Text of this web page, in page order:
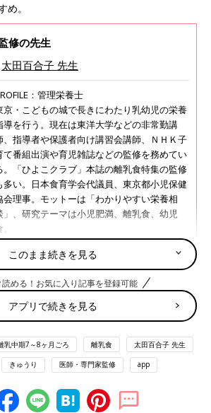
。
修の先生
太田百合子 先生
：管理栄養士
京・こどもの城で長きにわたり乳幼児の栄養
導を行う。現在は東洋大学などの非常勤講
、指導者や保護者向け講習会講師、ＮＨＫ子
て番組出演や育児雑誌などの監修を務めてい
。「ひよこクラブ」本誌の離乳食特集の監修
多い。日本食育学会代議員、東京都小児保健
会理事。モットーは「わかりやすい栄養相
」、研究テーマは小児肥満、離乳食、幼児
田百合子先生の監修記事・書籍
読みください＜離乳食のお約束＞
え」の方法はここから確認してください
のサラダ風 レシピ
このまま続きを見る
める！お気に入り記事を登録可能
アプリで続きを見る
乳中期7～8ヶ月ごろ 離乳食 太田百合子 先生
きゅうり 医師・専門家監修 app